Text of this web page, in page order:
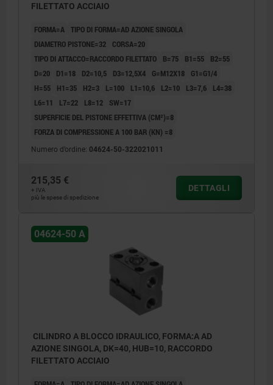
FILETTATO ACCIAIO
FORMA=A TIPO DI FORMA=AD AZIONE SINGOLA
DIAMETRO PISTONE=32
CORSA=20
TIPO DI ATTACCO=RACCORDO FILETTATO
B=75 B1=55
B2=55
D=20
D1=18 D2=10,5 D3=12,5X4 G=M12X18
G1=G1/4
H=55
H1=35 H2=3 L=100 L1=10,6 L2=10 L3=7,6
L4=38
L6=11
L7=22 L8=12
SW=17
SUPERFICIE DEL PISTONE EFFETTIVA (CM²)=8
FORZA DI COMPRESSIONE A 100 BAR (KN) =8
Numero d’ordine: 04624-50-322021011
215,35 €
+ IVA
più le spese di spedizione
DETTAGLI
04624-50 A
CILINDRO A BLOCCO IDRAULICO, FORMA:A AD
AZIONE SINGOLA, DK=40, HUB=10, RACCORDO
FILETTATO ACCIAIO